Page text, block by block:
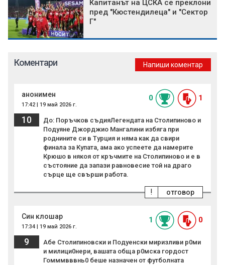
Капитанът на ЦСКА се преклони
пред "Кюстендилеца" и "Сектор
Г"
Коментари Напиши коментар
анонимен
17:42 | 19 май 2026 г.
0 1
10
До: Поръчков съдияЛегендата на Столипиново и
Подуяне Джорджио Мангалини избяга при
роднините си в Турция и няма как да свири
финала за Купата, ама ако успеете да намерите
Крюшо в някоя от кръчмите на Столипиново и е в
състояние да запази равновесие той на драго
сърце ще свърши работа.
отговор
!
Син клошар
17:34 | 19 май 2026 г.
1 0
9
Абе Столипиновски и Подуенски миризливи р0ми
и милици0нери, вашата обща р0мска гордост
Гомммвввнь0 беше назначен от футболната